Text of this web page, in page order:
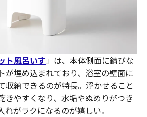
ト風呂いす」は、本体側面に錆びな
が埋め込まれており、浴室の壁面に
収納できるのが特長。浮かせること
きやすくなり、水垢やぬめりがつき
れがラクになるのが嬉しい。